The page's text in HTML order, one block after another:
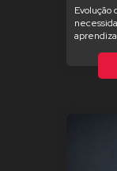
Evolução